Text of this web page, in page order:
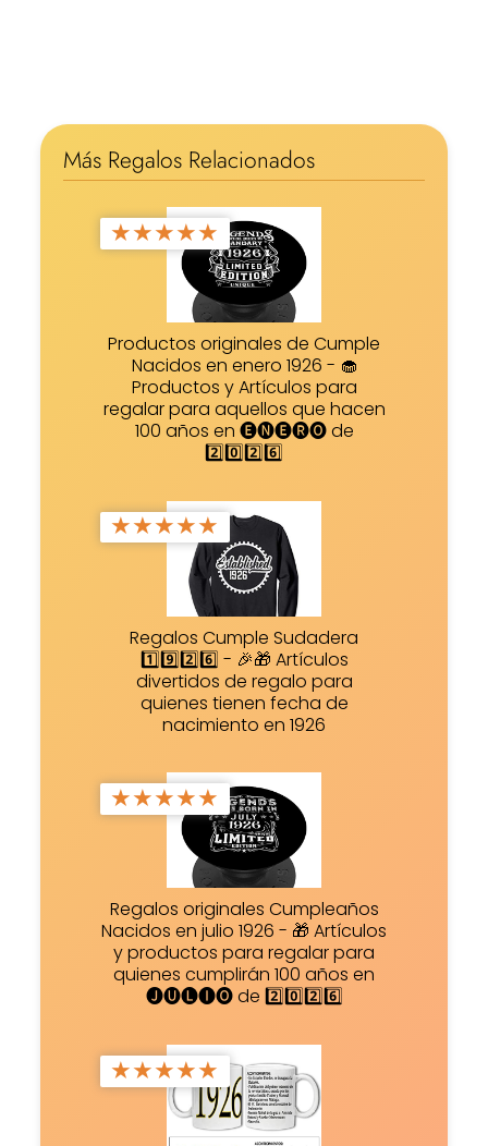
Más Regalos Relacionados
★★★★★
Productos originales de Cumple
Nacidos en enero 1926 - 🧁
Productos y Artículos para
regalar para aquellos que hacen
100 años en 🅔🅝🅔🅡🅞 de
2️⃣0️⃣2️⃣6️⃣
★★★★★
Regalos Cumple Sudadera
1️⃣9️⃣2️⃣6️⃣ - 🎉🎁 Artículos
divertidos de regalo para
quienes tienen fecha de
nacimiento en 1926
★★★★★
Regalos originales Cumpleaños
Nacidos en julio 1926 - 🎁 Artículos
y productos para regalar para
quienes cumplirán 100 años en
🅙🅤🅛🅘🅞 de 2️⃣0️⃣2️⃣6️⃣
★★★★★